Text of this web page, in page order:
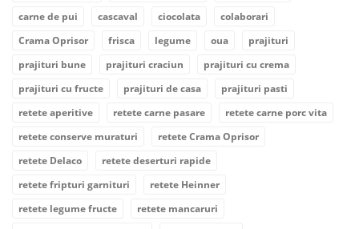
carne de pui
cascaval ciocolata
colaborari
Crama Oprisor
frisca legume oua
prajituri
prajituri bune
prajituri craciun
prajituri cu crema
prajituri cu fructe
prajituri de casa
prajituri pasti
retete aperitive
retete carne pasare
retete carne porc vita
retete conserve muraturi
retete Crama Oprisor
retete Delaco
retete deserturi rapide
retete fripturi garnituri
retete Heinner
retete legume fructe
retete mancaruri